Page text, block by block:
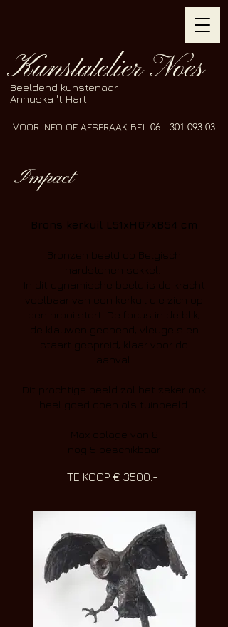
VOOR INFO OF AFSPRAAK BEL 06 - 301 093 03
Kunstatelier Noes
Beeldend kunstenaar
Annuska 't Hart
Impact
Brons kerkuil L51xH67xB54 cm
Bronzen beeld op Belgisch
hardstenen sokkel.
In dit dynamische beeld is de kracht
voelbaar van een kerkuil die zich op
een prooi stort. De focus in de blik,
de klauwen geopend, vleugels en
staart gespreid, klaar voor de
aanval.
Dit prachtige beeld zal het zeker ook
heel goed doen als tuinbeeld.
Max oplage van 8
nog 5 beschikbaar
TE KOOP € 3500.-